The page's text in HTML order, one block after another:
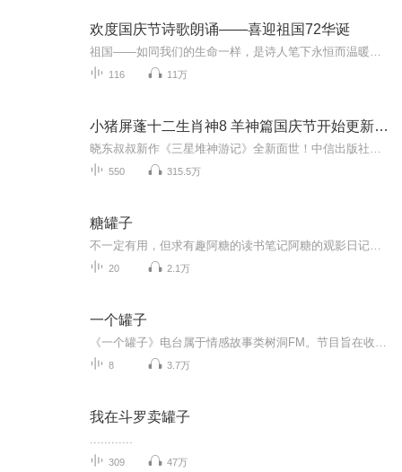
欢度国庆节诗歌朗诵——喜迎祖国72华诞
116 11万
小猪屏蓬十二生肖神8 羊神篇国庆节开始更新啦！
550 315.5万
糖罐子
20 2.1万
一个罐子
8 3.7万
我在斗罗卖罐子
309 47万